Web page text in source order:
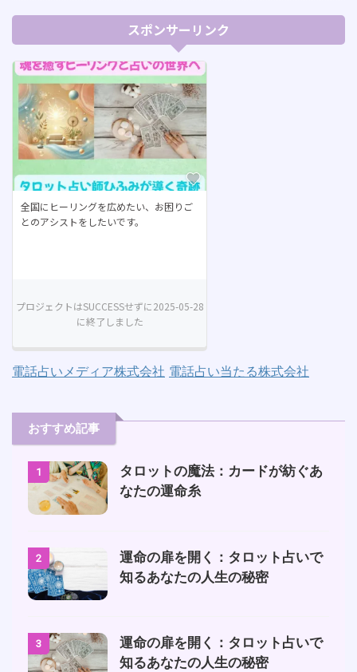
スポンサーリンク
電話占いメディア株式会社 電話占い当たる株式会社
おすすめ記事
1
タロットの魔法：カードが紡ぐあ
なたの運命糸
2
運命の扉を開く：タロット占いで
知るあなたの人生の秘密
3
運命の扉を開く：タロット占いで
知るあなたの人生の秘密